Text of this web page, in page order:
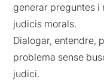
generar preguntes i
judicis morals.
Dialogar, entendre,
problema sense
judici.